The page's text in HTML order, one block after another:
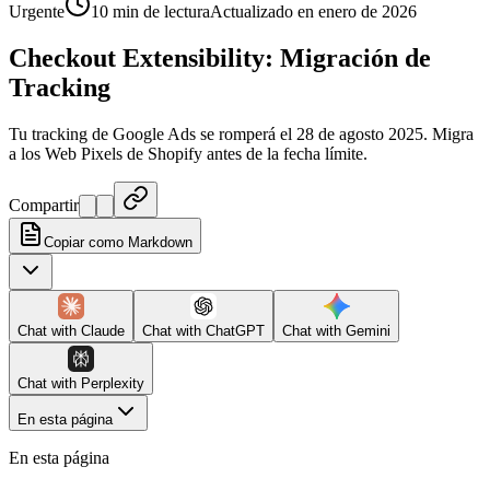
Urgente 10 min de lecturaActualizado en enero de 2026
Checkout Extensibility: Migración de
Tracking
Tu tracking de Google Ads se romperá el 28 de agosto 2025. Migra
a los Web Pixels de Shopify antes de la fecha límite.
Compartir
Copiar como Markdown
Chat with Claude Chat with ChatGPT Chat with Gemini
Chat with Perplexity
En esta página
En esta página